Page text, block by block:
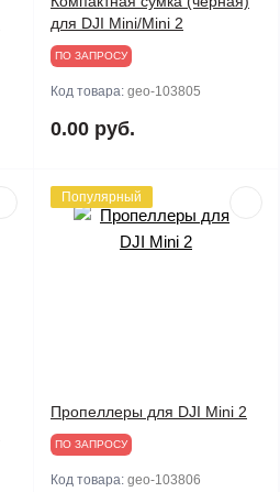
для DJI Mini/Mini 2
ПО ЗАПРОСУ
Код товара: geo-103805
0.00 руб.
Популярный
Пропеллеры для DJI Mini 2
ПО ЗАПРОСУ
Код товара: geo-103806